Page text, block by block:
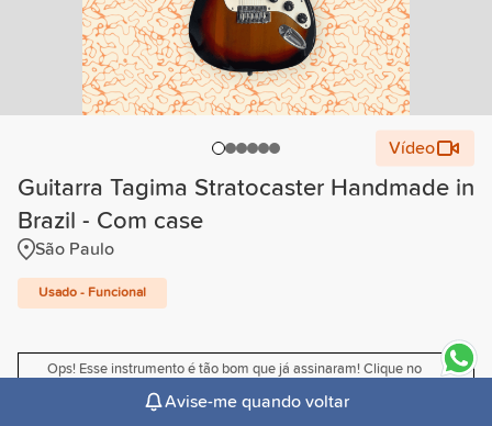
Vídeo
Guitarra Tagima Stratocaster Handmade in
Brazil - Com case
São Paulo
Usado - Funcional
Ops! Esse instrumento é tão bom que já assinaram! Clique no
Avise-me quando voltar